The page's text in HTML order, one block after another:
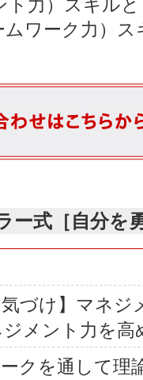
力）スキル
ワーク力）
ー式［自分を
づけ】マネジ
メント力を高
ークを通して理